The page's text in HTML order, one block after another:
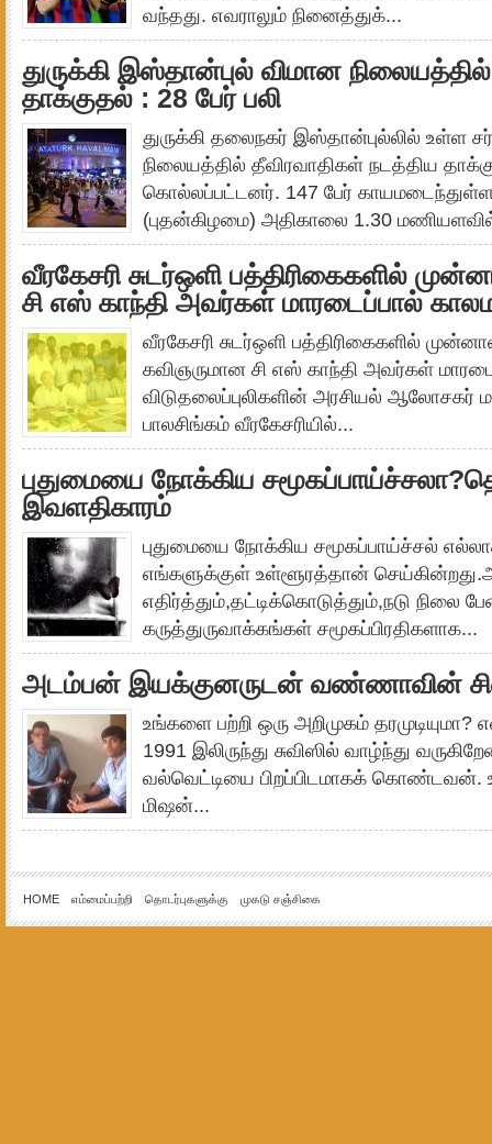
வந்தது. எவராலும் நினைத்துக்...
துருக்கி இஸ்தான்புல் விமான
தாக்குதல் : 28 பேர் பலி
துருக்கி தலைநகர் இஸ்தான்புல்லில் உள்ள
நிலையத்தில் தீவிரவாதிகள் நடத்திய
கொல்லப்பட்டனர். 147 பேர்
(புதன்கிழமை) அதிகாலை 1.30
வீரகேசரி சுடர்ஒளி பத்திரிகைகளில்
சி எஸ் காந்தி அவர்கள் மாரடைப்பால்
வீரகேசரி சுடர்ஒளி பத்திரிகைகளில்
கவிஞருமான சி எஸ் காந்தி அவர்கள்
விடுதலைப்புலிகளின் அரசியல்
பாலசிங்கம் வீரகேசரியில்...
புதுமையை நோக்கிய
இவளதிகாரம்
புதுமையை நோக்கிய சமூகப்பாய்ச்சல்
எங்களுக்குள் உள்ளூரத்தான்
எதிர்த்தும்,தட்டிக்கொடுத்தும்,நடு நிலை
கருத்துருவாக்கங்கள் சமூகப்பிரதிகளாக...
அடம்பன் இயக்குனருடன் வண்ணாவின்
உங்களை பற்றி ஒரு அறிமுகம் தரமுடியுமா?
1991 இலிருந்து சுவிஸில் வாழ்ந்து
வல்வெட்டியை பிறப்பிடமாகக் கொண்டவன்.
மிஷன்...
HOME எம்மைப்பற்றி தொடர்புகளுக்கு முகடு சஞ்சிகை